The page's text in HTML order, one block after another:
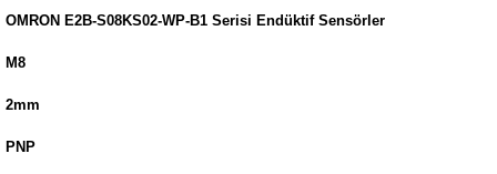
OMRON E2B-S08KS02-WP-B1 Serisi Endüktif Sensörler
M8
2mm
PNP